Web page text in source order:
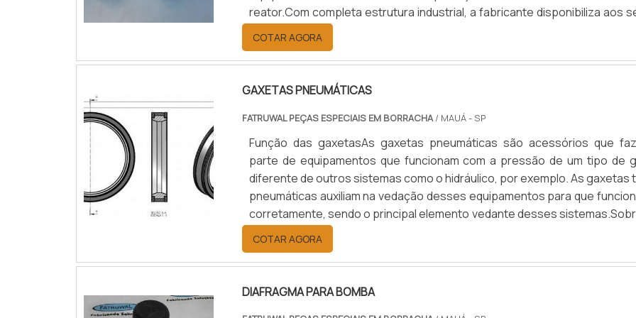
reator.Com completa estrutura industrial, a fabricante disponibiliza aos
clientes uma linha completa de selos mecânicos, atendendo as demandas
aplicação em vários setores da indústria. Em sua prestação de serviços
recuperação d.
COTAR AGORA
GAXETAS PNEUMÁTICAS
FATRUWAL PEÇAS ESPECIAIS EM BORRACHA/ MAUÁ - SP
Função das gaxetasAs gaxetas pneumáticas são acessórios que
parte de equipamentos que funcionam com a pressão de um tipo de
diferente de outros sistemas como o hidráulico, por exemplo. As gaxetas
pneumáticas auxiliam na vedação desses equipamentos para que
corretamente, sendo o principal elemento vedante desses
sistema pneumáticoO sistema pneumático funciona utilizando
ar comprimido e às vezes outros tipos de gases, ao invés de algum tipo de.
COTAR AGORA
DIAFRAGMA PARA BOMBA